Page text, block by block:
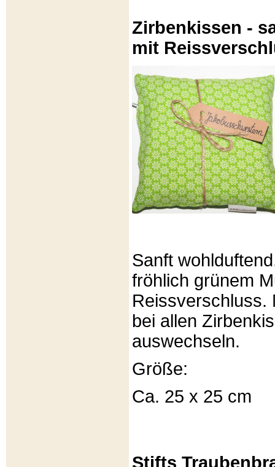
Zirbenkissen -
mit
Sanft
fröhlich grünem
Reissverschluss.
bei allen
auswechseln.
Größe:
Ca. 25 x 25 cm
Stifts